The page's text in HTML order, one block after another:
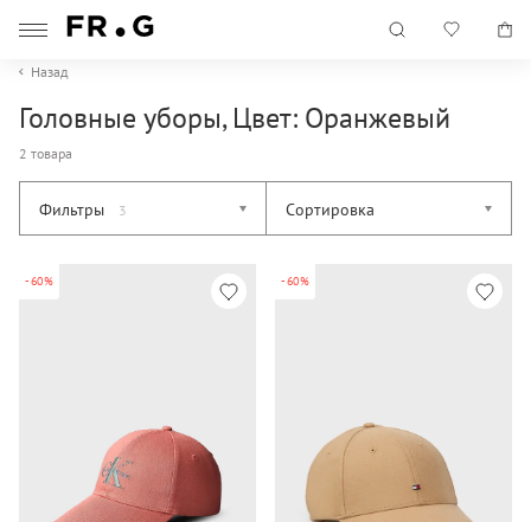
Назад
Головные уборы, Цвет: Оранжевый
2 товара
Фильтры 3 Сортировка
-60% -60%